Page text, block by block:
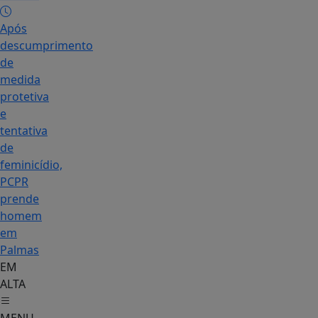
Após
descumprimento
de
medida
protetiva
e
tentativa
de
feminicídio,
PCPR
prende
homem
em
Palmas
EM
ALTA